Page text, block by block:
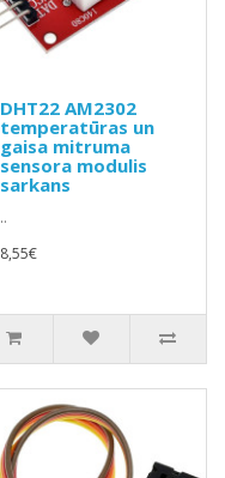
DHT22 AM2302
temperatūras un
gaisa mitruma
sensora modulis
sarkans
..
8,55€